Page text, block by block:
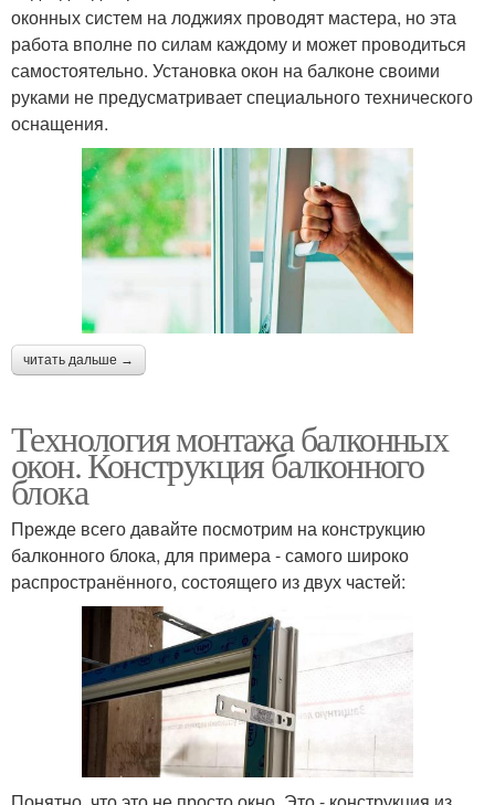
оконных систем на лоджиях проводят мастера, но эта
работа вполне по силам каждому и может проводиться
самостоятельно. Установка окон на балконе своими
руками не предусматривает специального технического
оснащения.
читать дальше →
Технология монтажа балконных
окон. Конструкция балконного
блока
Прежде всего давайте посмотрим на конструкцию
балконного блока, для примера - самого широко
распространённого, состоящего из двух частей: